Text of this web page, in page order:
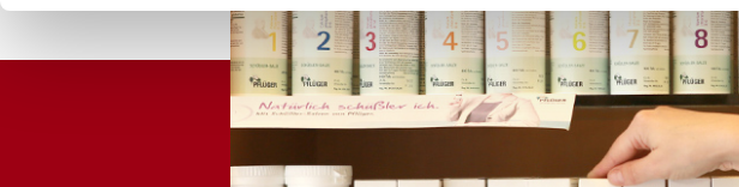
Unser Service
Unser Team
Flyer
Aktionen